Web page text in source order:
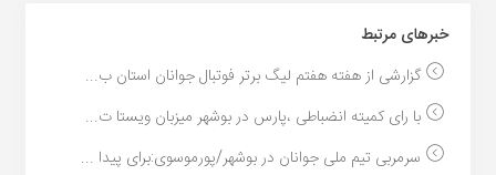
خبر‌های مرتبط
گزارشی از هفته هفتم لیگ برتر فوتبال جوانان استان ب...
با رای کمیته انضباطی ،پارس در بوشهر میزبان ویستا ت...
سرمربی تیم ملی جوانان در بوشهر/پورموسوی:برای پیدا ...